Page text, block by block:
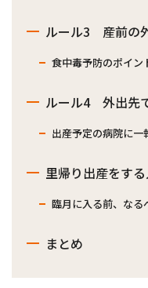
ルール3 産前の
食中毒予防のポイン
ルール4 外出先
出産予定の病院に一
里帰り出産をす
臨月に入る前、なる
まとめ